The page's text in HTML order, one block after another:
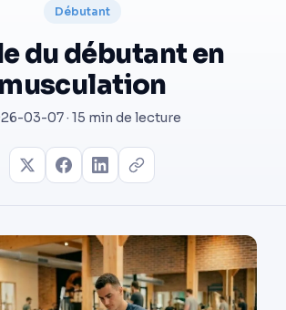
Débutant
du débutant en
musculation
03-07 · 15 min de lecture